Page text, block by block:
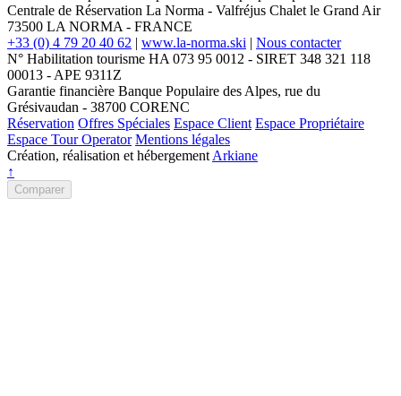
Centrale de Réservation La Norma - Valfréjus Chalet le Grand Air
73500 LA NORMA - FRANCE
+33 (0) 4 79 20 40 62 | www.la-norma.ski | Nous contacter
N° Habilitation tourisme HA 073 95 0012 - SIRET 348 321 118
00013 - APE 9311Z
Garantie financière Banque Populaire des Alpes, rue du
Grésivaudan - 38700 CORENC
Réservation Offres Spéciales Espace Client Espace Propriétaire
Espace Tour Operator Mentions légales
Création, réalisation et hébergement Arkiane
↑
Comparer